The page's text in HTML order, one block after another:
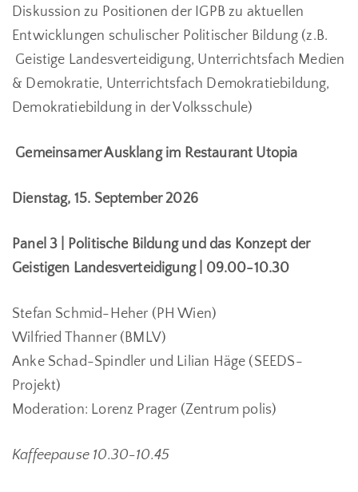
Diskussion zu Positionen der IGPB zu aktuellen
Entwicklungen schulischer Politischer Bildung (z.B.
Geistige Landesverteidigung, Unterrichtsfach Medien
& Demokratie, Unterrichtsfach Demokratiebildung,
Demokratiebildung in der Volksschule)
Gemeinsamer Ausklang im Restaurant Utopia
Dienstag, 15. September 2026
Panel 3 | Politische Bildung und das Konzept der
Geistigen Landesverteidigung | 09.00-10.30
Stefan Schmid-Heher (PH Wien)
Wilfried Thanner (BMLV)
Anke Schad-Spindler und Lilian Häge (SEEDS-
Projekt)
Moderation: Lorenz Prager (Zentrum polis)
Kaffeepause 10.30-10.45